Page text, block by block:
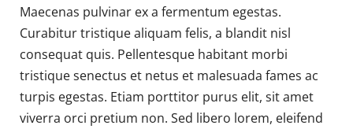
Maecenas pulvinar ex a fermentum egestas.
Curabitur tristique aliquam felis, a blandit nisl
consequat quis. Pellentesque habitant morbi
tristique senectus et netus et malesuada fames ac
turpis egestas. Etiam porttitor purus elit, sit amet
viverra orci pretium non. Sed libero lorem, eleifend